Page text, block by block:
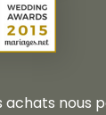
achats